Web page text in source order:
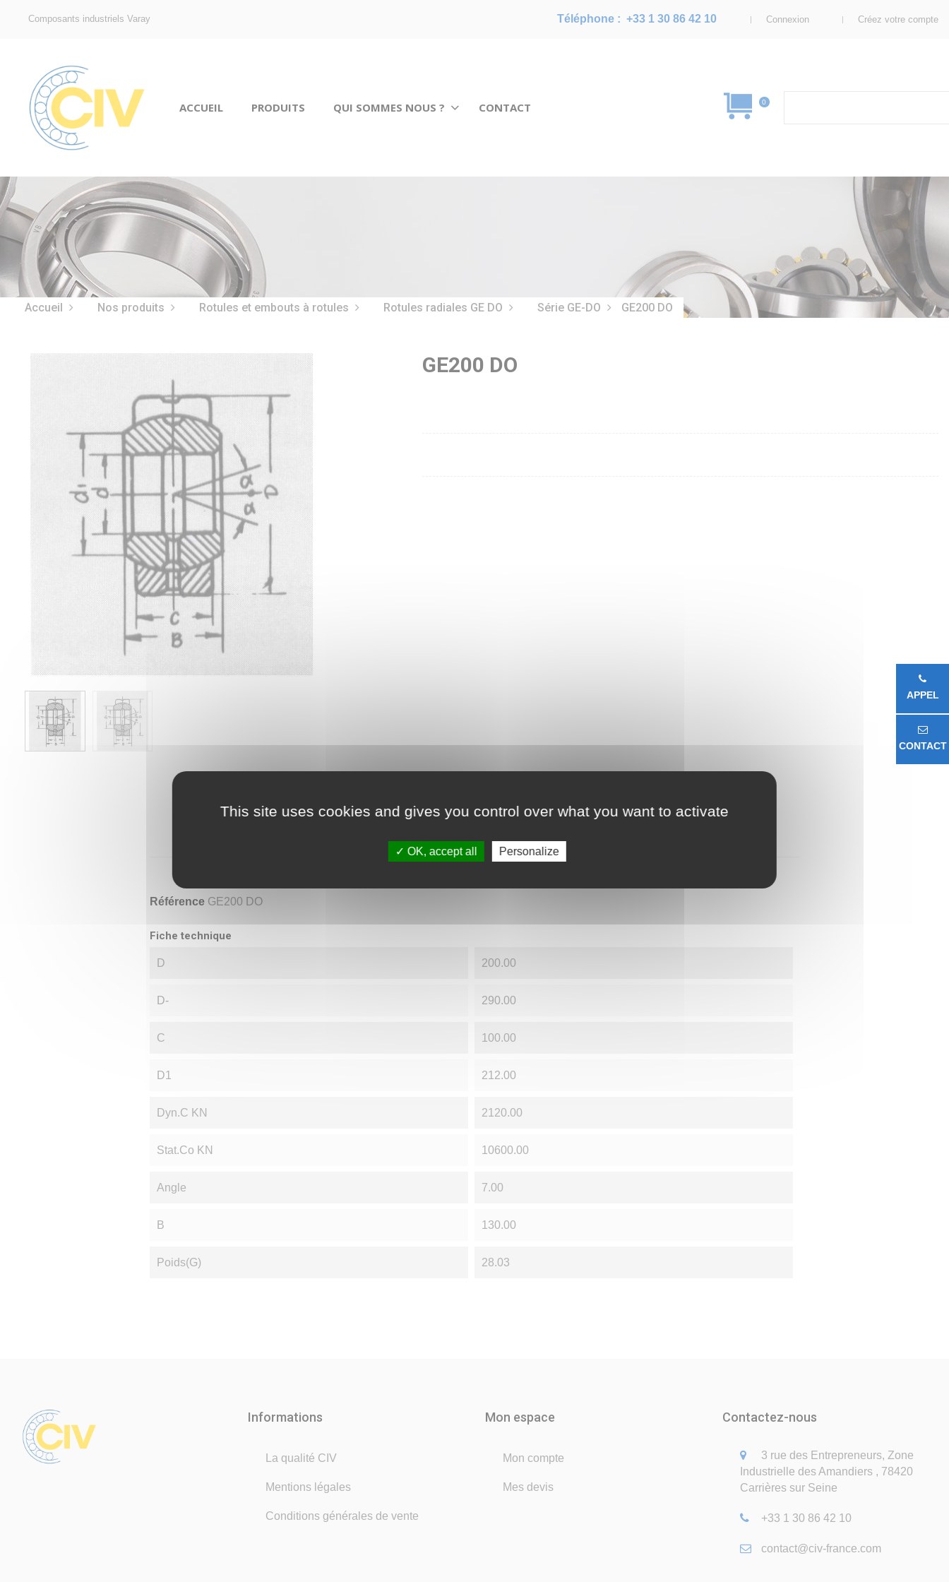
Composants industriels Varay Connexion Créez votre compte
Téléphone : +33 1 30 86 42 10
ACCUEIL PRODUITS QUI SOMMES NOUS ? CONTACT 0
Accueil Nos produits Rotules et embouts à rotules Rotules radiales GE DO Série GE-DO GE200 DO
GE200 DO
Référence GE200 DO
Fiche technique
D 200.00
D- 290.00
C 100.00
D1 212.00
Dyn.C KN 2120.00
Stat.Co KN 10600.00
Angle 7.00
B 130.00
Poids(g) 28.03
Informations
La qualité CIV
Mentions légales
Conditions générales de vente
Mon espace
Mon compte
Mes devis
Contactez-nous
3 rue des Entrepreneurs, Zone
Industrielle des Amandiers , 78420
Carrières sur Seine
+33 1 30 86 42 10
contact@civ-france.com
APPEL
CONTACT
This site uses cookies and gives you control over what you want to activate
OK, accept all Personalize